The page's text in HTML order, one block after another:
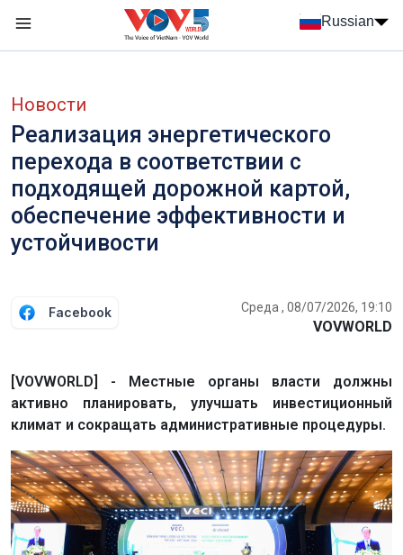
Russian
Новости
Реализация энергетического
перехода в соответствии с
подходящей дорожной картой,
обеспечение эффективности и
устойчивости
Facebook Среда , 08/07/2026, 19:10
VOVWORLD
[VOVWORLD] - Местные органы власти должны
активно планировать, улучшать инвестиционный
климат и сокращать административные процедуры.